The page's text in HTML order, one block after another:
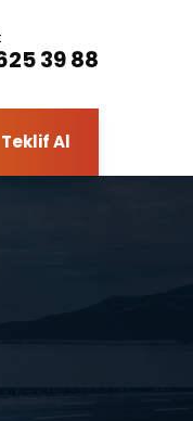
39 88
Teklif Al